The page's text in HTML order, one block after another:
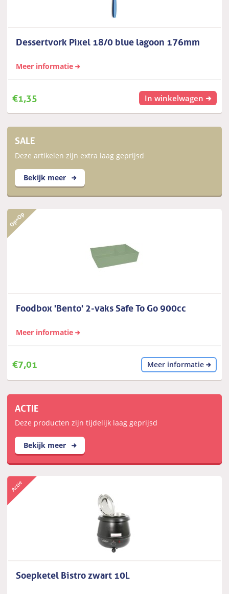
Dessertvork Pixel 18/0 blue lagoon 176mm
Meer informatie
€1,35 In winkelwagen
SALE
Deze artikelen zijn extra laag geprijsd
Bekijk meer
Foodbox 'Bento' 2-vaks Safe To Go 900cc
Meer informatie
€7,01 Meer informatie
ACTIE
Deze producten zijn tijdelijk laag geprijsd
Bekijk meer
Soepketel Bistro zwart 10L